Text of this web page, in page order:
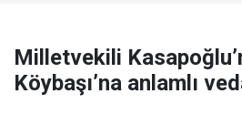
Milletvekili
Köybaşı’na anlamlı